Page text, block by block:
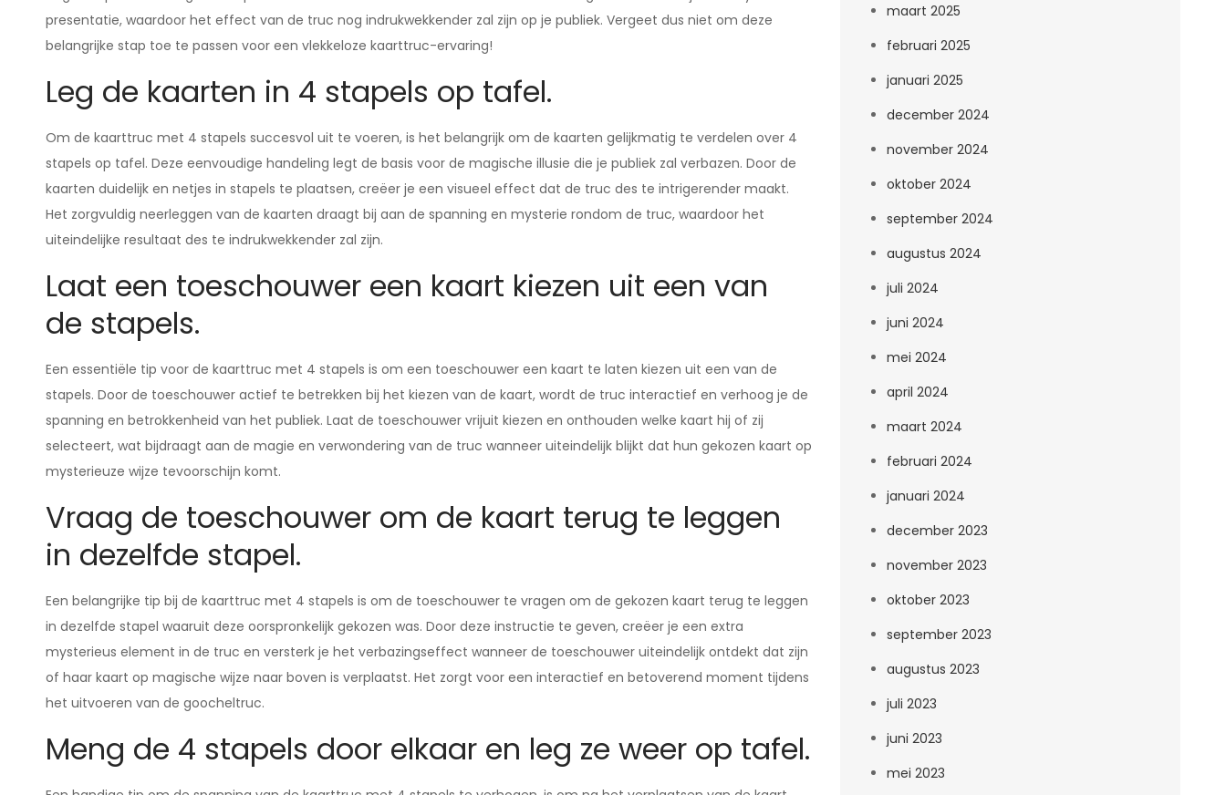
presentatie, waardoor het effect van de truc nog indrukwekkender zal zijn op je publiek. Vergeet dus niet om deze
belangrijke stap toe te passen voor een vlekkeloze kaarttruc-ervaring!
Leg de kaarten in 4 stapels op tafel.
Om de kaarttruc met 4 stapels succesvol uit te voeren, is het belangrijk om de kaarten gelijkmatig te verdelen over 4
stapels op tafel. Deze eenvoudige handeling legt de basis voor de magische illusie die je publiek zal verbazen. Door de
kaarten duidelijk en netjes in stapels te plaatsen, creëer je een visueel effect dat de truc des te intrigerender maakt.
Het zorgvuldig neerleggen van de kaarten draagt bij aan de spanning en mysterie rondom de truc, waardoor het
uiteindelijke resultaat des te indrukwekkender zal zijn.
Laat een toeschouwer een kaart kiezen uit een van
de stapels.
Een essentiële tip voor de kaarttruc met 4 stapels is om een toeschouwer een kaart te laten kiezen uit een van de
stapels. Door de toeschouwer actief te betrekken bij het kiezen van de kaart, wordt de truc interactief en verhoog je de
spanning en betrokkenheid van het publiek. Laat de toeschouwer vrijuit kiezen en onthouden welke kaart hij of zij
selecteert, wat bijdraagt aan de magie en verwondering van de truc wanneer uiteindelijk blijkt dat hun gekozen kaart op
mysterieuze wijze tevoorschijn komt.
Vraag de toeschouwer om de kaart terug te leggen
in dezelfde stapel.
Een belangrijke tip bij de kaarttruc met 4 stapels is om de toeschouwer te vragen om de gekozen kaart terug te leggen
in dezelfde stapel waaruit deze oorspronkelijk gekozen was. Door deze instructie te geven, creëer je een extra
mysterieus element in de truc en versterk je het verbazingseffect wanneer de toeschouwer uiteindelijk ontdekt dat zijn
of haar kaart op magische wijze naar boven is verplaatst. Het zorgt voor een interactief en betoverend moment tijdens
het uitvoeren van de goocheltruc.
Meng de 4 stapels door elkaar en leg ze weer op tafel.
maart 2025
februari 2025
januari 2025
december 2024
november 2024
oktober 2024
september 2024
augustus 2024
juli 2024
juni 2024
mei 2024
april 2024
maart 2024
februari 2024
januari 2024
december 2023
november 2023
oktober 2023
september 2023
augustus 2023
juli 2023
juni 2023
mei 2023